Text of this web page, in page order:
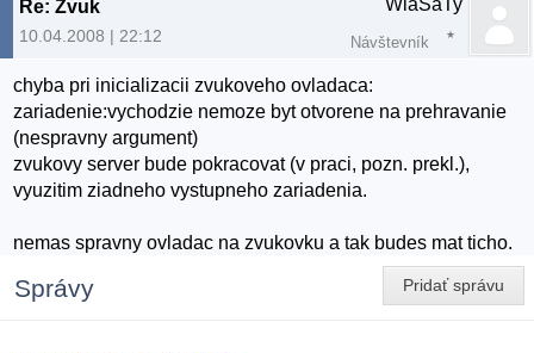
Re: Zvuk
10.04.2008 | 22:12
WlaSaTy
Návštevník
chyba pri inicializacii zvukoveho ovladaca:
zariadenie:vychodzie nemoze byt otvorene na prehravanie
(nespravny argument)
zvukovy server bude pokracovat (v praci, pozn. prekl.),
vyuzitim ziadneho vystupneho zariadenia.
nemas spravny ovladac na zvukovku a tak budes mat ticho.
Pridať správu
Správy